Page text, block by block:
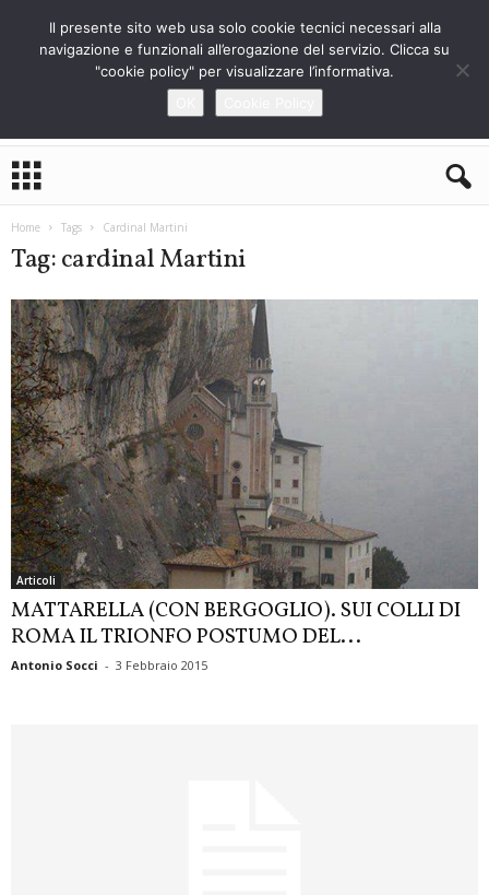
S
Home Tags Cardinal Martini
Tag: cardinal Martini
Articoli
MATTARELLA (CON BERGOGLIO). SUI COLLI DI
ROMA IL TRIONFO POSTUMO DEL...
Antonio Socci - 3 Febbraio 2015
Il presente sito web usa solo cookie tecnici necessari alla
navigazione e funzionali all’erogazione del servizio. Clicca su
"cookie policy" per visualizzare l’informativa.